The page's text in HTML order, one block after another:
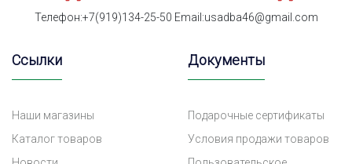
Телефон:+7(919)134-25-50 Email:usadba46@gmail.com
Ссылки
Наши магазины
Каталог товаров
Документы
Подарочные сертификаты
Условия продажи товаров